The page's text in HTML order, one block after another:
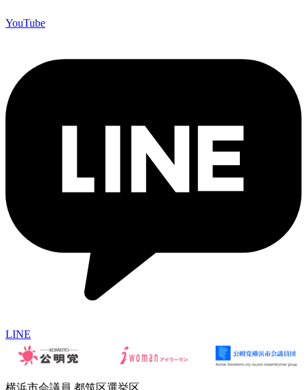
YouTube
LINE
横浜市会議員 都筑区選挙区